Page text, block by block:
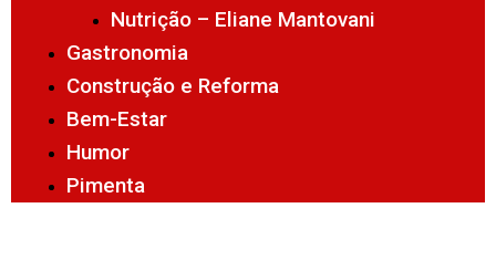
Nutrição – Eliane Mantovani
Gastronomia
Construção e Reforma
Bem-Estar
Humor
Pimenta